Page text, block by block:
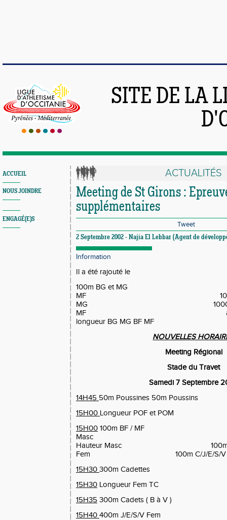
SITE DE LA
ACCUEIL
NOUS JOINDRE
ENGAGÉ(E)S
ACTUALITÉS
Meeting de St Girons :
supplémentaires
Tweet
2 Septembre 2002 - Najia El Lebbar (Agent de
Information
Il a été rajouté le
100m BG et MG
MF 1000m
MG 1000m
MF ainsi que le
longueur BG MG BF MF
NOUVELLES
Meeting Régional
Stade du Travet
Samedi 7 Septembre
14H45 50m Poussines 50m Poussins
15H00 Longueur POF et POM
15H00 100m BF / MF
Masc 100m
Hauteur Masc 100m C/J/E/
Fem 100m C/J/E/S/V
15H30 300m Cadettes
15H30 Longueur Fem TC
15H35 300m Cadets ( B à V )
15H40 400m J/E/S/V Fem